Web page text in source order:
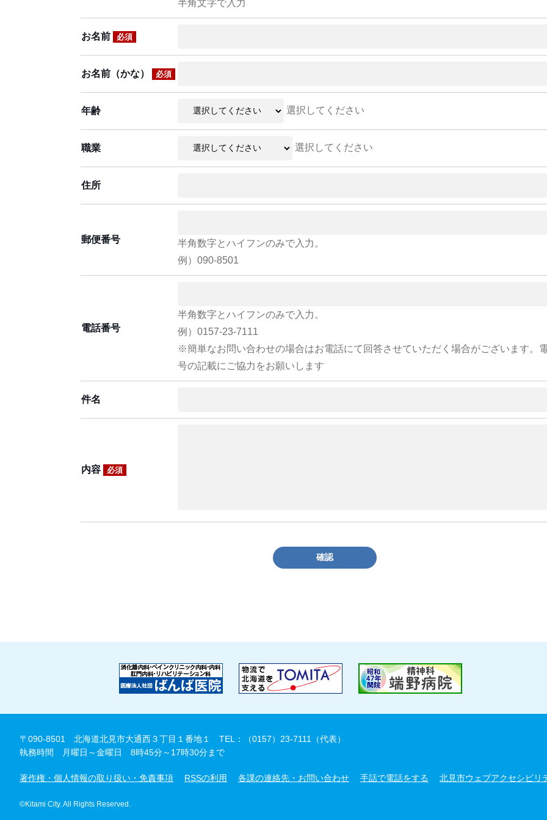
半角文字で入力
お名前 必須
お名前（かな） 必須
年齢 選択してください
職業 選択してください
住所
郵便番号
半角数字とハイフンのみで入力。
例）090-8501
電話番号
半角数字とハイフンのみで入力。
例）0157-23-7111
※簡単なお問い合わせの場合はお電話にて回答させていただく場合がございます。
号の記載にご協力をお願いします
件名
内容 必須
確認
〒090-8501 北海道北見市大通西３丁目１番地１
TEL：（0157）23-7111（代表）
執務時間 月曜日～金曜日 8時45分～17時30分まで
著作権・個人情報の取り扱い・免責事項 RSSの利用 各課の連絡先・お問い合わせ 手話で電話をする 北見市ウェブアクセシビリ
©Kitami City. All Rights Reserved.